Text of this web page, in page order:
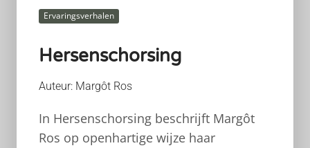
Ervaringsverhalen
Hersenschorsing
Auteur: Margôt Ros
In Hersenschorsing beschrijft Margôt
Ros op openhartige wijze haar